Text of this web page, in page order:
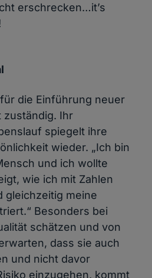
erschrecken…it’s
die Einführung neuer
zuständig. Ihr
spiegelt ihre
wieder. „Ich bin
und ich wollte
wie ich mit Zahlen
gleichzeitig meine
Besonders bei
schätzen und von
dass sie auch
und nicht davor
einzugehen, kommt